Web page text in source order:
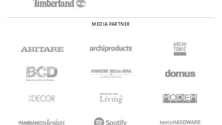
MEDIA PARTNER